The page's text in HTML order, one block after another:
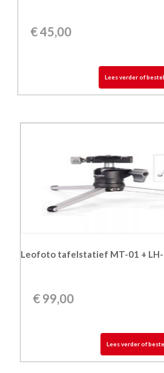
€45,00
Lees verder of bestel
Leofoto tafelstatief MT-01 +
€99,00
Lees verder of